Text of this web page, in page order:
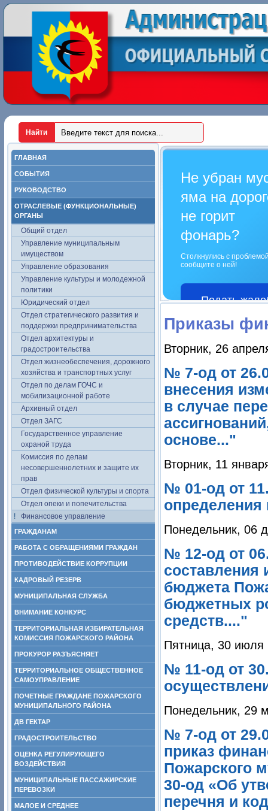
ГЛАВНАЯ
СОБЫТИЯ
РУКОВОДСТВО
ОТРАСЛЕВЫЕ (ФУНКЦИОНАЛЬНЫЕ)
ОРГАНЫ
Общий отдел
Управление муниципальным
имуществом
Управление образования
Управление культуры и молодежной
политики
Юридический отдел
Отдел стратегического развития и
поддержки предпринимательства
Отдел архитектуры и
градостроительства
Отдел жизнеобеспечения, дорожного
хозяйства и транспортных услуг
Отдел по делам ГОЧС и
мобилизационной работе
Архивный отдел
Отдел ЗАГС
Государственное управление
охраной труда
Комиссия по делам
несовершеннолетних и защите их
прав
Отдел физической культуры и спорта
Отдел опеки и попечительства
Финансовое управление
ГРАЖДАНАМ
РАБОТА С ОБРАЩЕНИЯМИ ГРАЖДАН
ПРОТИВОДЕЙСТВИЕ КОРРУПЦИИ
КАДРОВЫЙ РЕЗЕРВ
МУНИЦИПАЛЬНАЯ СЛУЖБА
ВНИМАНИЕ КОНКУРС
ТЕРРИТОРИАЛЬНАЯ ИЗБИРАТЕЛЬНАЯ
КОМИССИЯ ПОЖАРСКОГО РАЙОНА
ПРОКУРОР РАЗЪЯСНЯЕТ
ТЕРРИТОРИАЛЬНОЕ ОБЩЕСТВЕННОЕ
САМОУПРАВЛЕНИЕ
ПОЧЕТНЫЕ ГРАЖДАНЕ ПОЖАРСКОГО
МУНИЦИПАЛЬНОГО РАЙОНА
ДВ ГЕКТАР
ГРАДОСТРОИТЕЛЬСТВО
ОЦЕНКА РЕГУЛИРУЮЩЕГО
ВОЗДЕЙСТВИЯ
МУНИЦИПАЛЬНЫЕ ПАССАЖИРСКИЕ
ПЕРЕВОЗКИ
МАЛОЕ И СРЕДНЕЕ
Не убран
яма на
не горит
фонарь?
Столкнулись с
сообщите о ней!
Подать
Приказы
Вторник, 26
№ 7-од от
внесения
в случае
основе..."
Вторник, 11
№ 01-од от
определения
Понедельник, 06
№ 12-од от
составления
бюджета
бюджетных
средств...."
Пятница, 30 июля
№ 11-од от
Понедельник, 29
№ 7-од от
приказ
Пожарского
30-од «Об
перечня и